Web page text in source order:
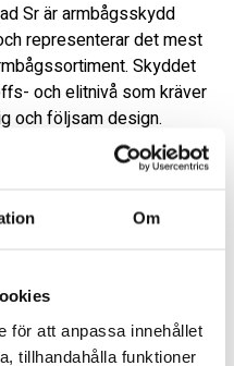
Om
för att anpassa innehållet
tillhandahålla funktioner
Sr är armbågsskydd
representerar det mest
Skyddet
och elitnivå som kräver
och följsam design.
med DEFENSE CLOUD
ger komfort samtidigt
och ger en mer låst
uppbyggt med AMP-
ger extra styrka i